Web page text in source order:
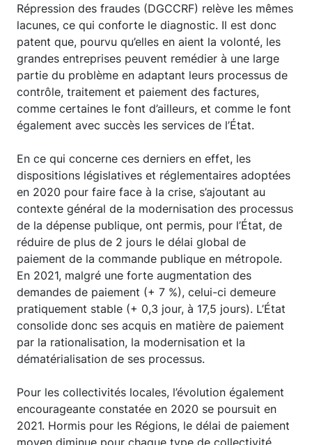
Répression des fraudes (DGCCRF) relève les mêmes
lacunes, ce qui conforte le diagnostic. Il est donc
patent que, pourvu qu’elles en aient la volonté, les
grandes entreprises peuvent remédier à une large
partie du problème en adaptant leurs processus de
contrôle, traitement et paiement des factures,
comme certaines le font d’ailleurs, et comme le font
également avec succès les services de l’État.
En ce qui concerne ces derniers en effet, les
dispositions législatives et réglementaires adoptées
en 2020 pour faire face à la crise, s’ajoutant au
contexte général de la modernisation des processus
de la dépense publique, ont permis, pour l’État, de
réduire de plus de 2 jours le délai global de
paiement de la commande publique en métropole.
En 2021, malgré une forte augmentation des
demandes de paiement (+ 7 %), celui-ci demeure
pratiquement stable (+ 0,3 jour, à 17,5 jours). L’État
consolide donc ses acquis en matière de paiement
par la rationalisation, la modernisation et la
dématérialisation de ses processus.
Pour les collectivités locales, l’évolution également
encourageante constatée en 2020 se poursuit en
2021. Hormis pour les Régions, le délai de paiement
moyen diminue pour chaque type de collectivité.